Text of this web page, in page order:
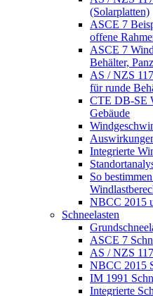
(Solarplatten)
ASCE 7
offene
ASCE 7
Behälter,
AS / NZS
für runde
CTE DB-SE
Gebäude
Integrierte
So
NBCC 2015
Schneelasten
ASCE 7
AS / NZS
NBCC 2015
IM 1991
Integrierte